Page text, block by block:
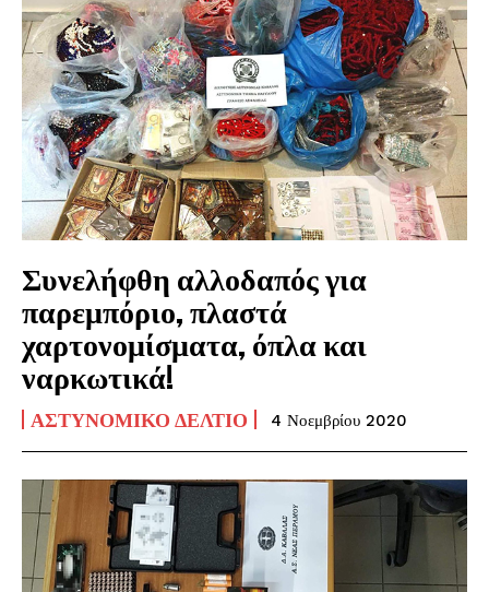
Συνελήφθη αλλοδαπός για
παρεμπόριο, πλαστά
χαρτονομίσματα, όπλα και
ναρκωτικά!
ΑΣΤΥΝΟΜΙΚΌ ΔΕΛΤΊΟ 4 Νοεμβρίου 2020